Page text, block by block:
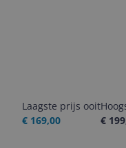
Laagste prijs ooit
€ 169,00
€